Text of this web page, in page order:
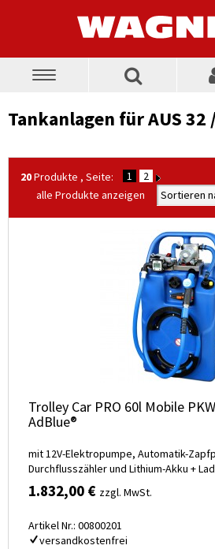
Toggle
Tankanlagen für AUS 32
20Produkte , Seite: 1
2
Sortieren
alle Produkte anzeigen
Trolley Car PRO 60l Mobile
AdBlue®
mit 12V-Elektropumpe, Automatik-
Durchflusszähler und Lithium-Akku +
1.832,00 € zzgl. MwSt.
Artikel Nr.: 00800201
versandkostenfrei